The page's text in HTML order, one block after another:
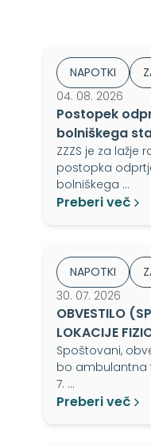
NAPOTKI
04. 08. 2026
Postopek
bolniškega
ZZZS je za lažje
postopka
bolniškega …
Preberi več
NAPOTKI
30. 07. 2026
OBVESTILO
LOKACIJE
Spoštovani,
bo ambulantna
7. …
Preberi več